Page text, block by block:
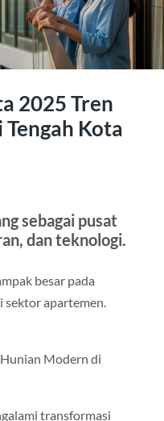
2025 Tren
Kota
sebagai pusat
dan teknologi.
besar pada
sektor apartemen.
Modern di
transformasi